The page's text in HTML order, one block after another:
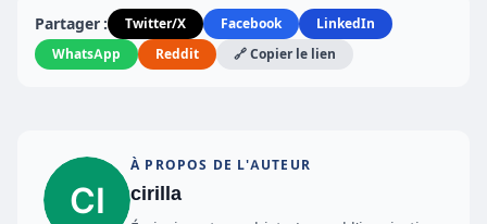
Partager : Twitter/X Facebook
LinkedIn
WhatsApp
Reddit 🔗 Copier le lien
À PROPOS DE L'AUTEUR
cirilla